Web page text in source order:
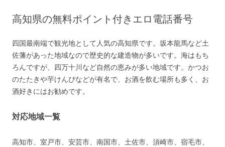
高知県の無料ポイント付きエロ電話番号
四国最南端で観光地として人気の高知県です。坂本龍馬など土
佐藩があった地域なので歴史的な建造物が多いです。海はもち
ろんですが、四万十川など自然の恵みが多い地域です。かつお
のたたきや芋けんぴなどが有名で、お酒を飲む場所も多く、お
酒好きにはお勧めです。
対応地域一覧
高知市、室戸市、安芸市、南国市、土佐市、須崎市、宿毛市、